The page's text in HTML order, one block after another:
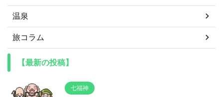
温泉
旅コラム
【最新の投稿】
七福神